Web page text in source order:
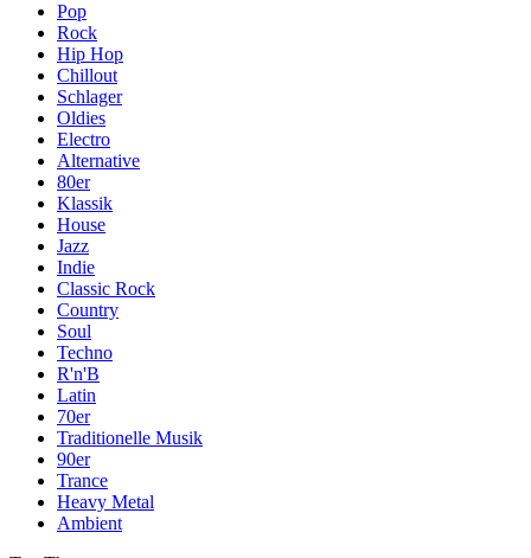
Pop
Rock
Hip Hop
Chillout
Schlager
Oldies
Electro
Alternative
80er
Klassik
House
Jazz
Indie
Classic Rock
Country
Soul
Techno
R'n'B
Latin
70er
Traditionelle Musik
90er
Trance
Heavy Metal
Ambient